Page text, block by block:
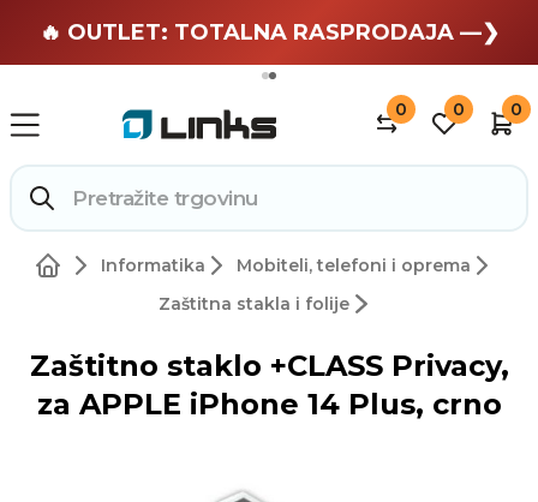
🏄 Zaslužuješ odmor —❯
🔥 OUTLET: TOTALNA RASPRODAJA —❯
0 0 0
Informatika
Mobiteli, telefoni i oprema
Zaštitna stakla i folije
Zaštitno staklo +CLASS Privacy,
za APPLE iPhone 14 Plus, crno